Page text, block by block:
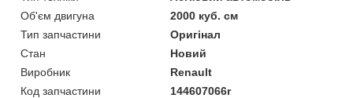
Об'єм двигуна
2000 куб. см
Тип запчастини
Оригінал
Стан
Новий
Виробник
Renault
Код запчастини
144607066r